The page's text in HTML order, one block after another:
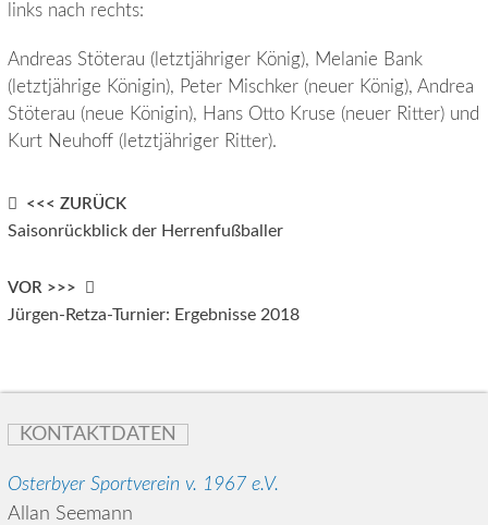
links nach rechts:
Andreas Stöterau (letztjähriger König), Melanie Bank
(letztjährige Königin), Peter Mischker (neuer König), Andrea
Stöterau (neue Königin), Hans Otto Kruse (neuer Ritter) und
Kurt Neuhoff (letztjähriger Ritter).
Post
navigation
<<< ZURÜCK
Saisonrückblick der Herrenfußballer
VOR >>>
Jürgen-Retza-Turnier: Ergebnisse 2018
KONTAKTDATEN
Osterbyer Sportverein v. 1967 e.V.
Allan Seemann